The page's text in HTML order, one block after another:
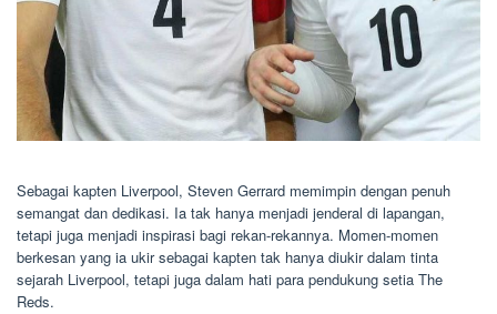
Sebagai kapten Liverpool, Steven Gerrard memimpin dengan penuh
semangat dan dedikasi. Ia tak hanya menjadi jenderal di lapangan,
tetapi juga menjadi inspirasi bagi rekan-rekannya. Momen-momen
berkesan yang ia ukir sebagai kapten tak hanya diukir dalam tinta
sejarah Liverpool, tetapi juga dalam hati para pendukung setia The
Reds.